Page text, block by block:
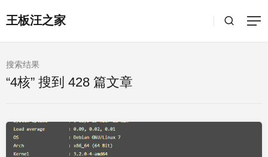
王板汪之家
搜索结果
“4核” 搜到 428 篇文章